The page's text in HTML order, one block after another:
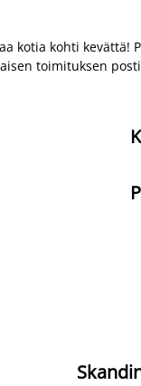
kotia kohti
toimituksen